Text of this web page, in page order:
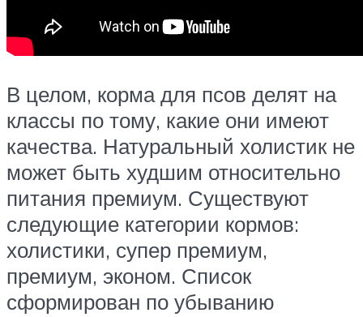
В целом, корма для псов делят на
классы по тому, какие они имеют
качества. Натуральный холистик не
может быть худшим относительно
питания премиум. Существуют
следующие категории кормов:
холистики, супер премиум,
премиум, эконом. Список
сформирован по убыванию